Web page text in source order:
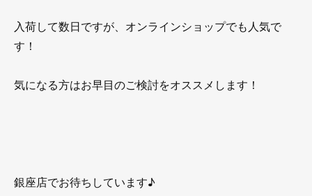
入荷して数日ですが、オンラインショップでも人気で
す！
気になる方はお早目のご検討をオススメします！
銀座店でお待ちしています♪